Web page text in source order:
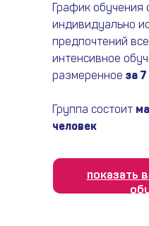
График обучения
индивидуально
предпочтений
интенсивное
размеренное за
Группа состоит
человек
показать